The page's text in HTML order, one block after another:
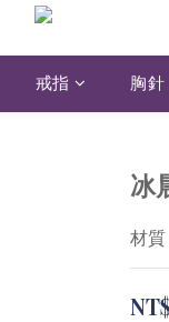
戒指 胸針
冰
材